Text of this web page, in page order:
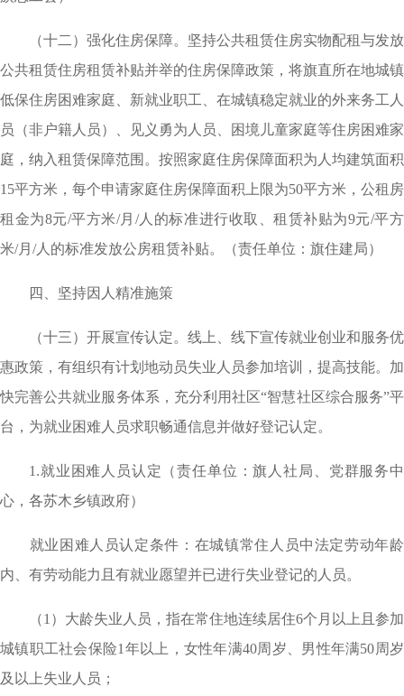
（十二）强化住房保障。坚持公共租赁住房实物配租与发放
公共租赁住房租赁补贴并举的住房保障政策，将旗直所在地城镇
低保住房困难家庭、新就业职工、在城镇稳定就业的外来务工人
员（非户籍人员）、见义勇为人员、困境儿童家庭等住房困难家
庭，纳入租赁保障范围。按照家庭住房保障面积为人均建筑面积
15平方米，每个申请家庭住房保障面积上限为50平方米，公租房
租金为8元/平方米/月/人的标准进行收取、租赁补贴为9元/平方
米/月/人的标准发放公房租赁补贴。（责任单位：旗住建局）
四、坚持因人精准施策
（十三）开展宣传认定。线上、线下宣传就业创业和服务优
惠政策，有组织有计划地动员失业人员参加培训，提高技能。加
快完善公共就业服务体系，充分利用社区“智慧社区综合服务”平
台，为就业困难人员求职畅通信息并做好登记认定。
1.就业困难人员认定（责任单位：旗人社局、党群服务中
心，各苏木乡镇政府）
就业困难人员认定条件：在城镇常住人员中法定劳动年龄
内、有劳动能力且有就业愿望并已进行失业登记的人员。
（1）大龄失业人员，指在常住地连续居住6个月以上且参加
城镇职工社会保险1年以上，女性年满40周岁、男性年满50周岁
及以上失业人员；